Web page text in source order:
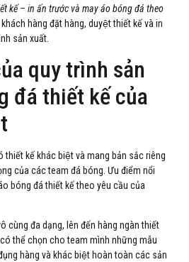
kế – in ấn trước và may áo bóng đá theo
hàng đặt hàng, duyệt thiết kế và in
sản xuất.
quy trình sản
đá thiết kế của
thiết kế khác biệt và mang bản sắc riêng
của các team đá bóng. Ưu điểm nổi
bóng đá thiết kế theo yêu cầu của
cùng đa dạng, lên đến hàng ngàn thiết
thể chọn cho team mình những mẫu
hàng và khác biệt hoàn toàn các sản